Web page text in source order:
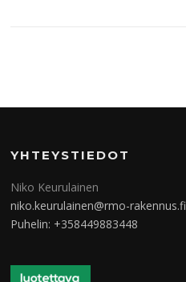
YHTEYSTIEDOT
Niko Keurulainen
niko.keurulainen@rmo-rakennus.fi
Puhelin: +358449883448